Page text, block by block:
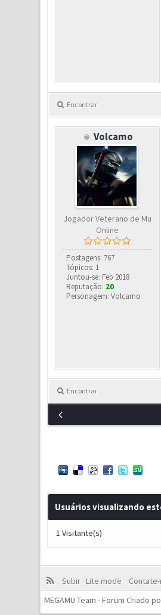
Encontrar
Volcamo
Jogador Veterano de Mu
Online
Postagens: 767
Tópicos: 1
Juntou-se: Feb 2018
Reputação: 20
Personagem: Volcamo
Encontrar
Usuários visualizando
1 Visitante(s)
Subir Lite mode
MEGAMU Team - Forum Criado